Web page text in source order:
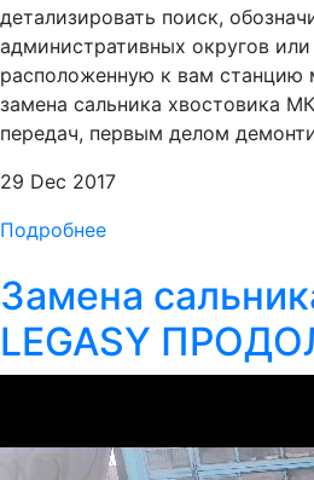
детализировать поиск,
административных округов или
расположенную к вам станцию
замена сальника хвостовика
передач, первым делом
29 Dec 2017
Подробнее
Замена
LEGASY